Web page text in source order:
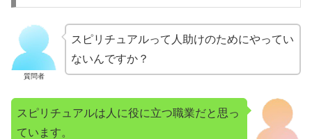
質問者
スピリチュアルって人助けのためにやってい
ないんですか？
スピリチュアルは人に役に立つ職業だと思っ
ています。